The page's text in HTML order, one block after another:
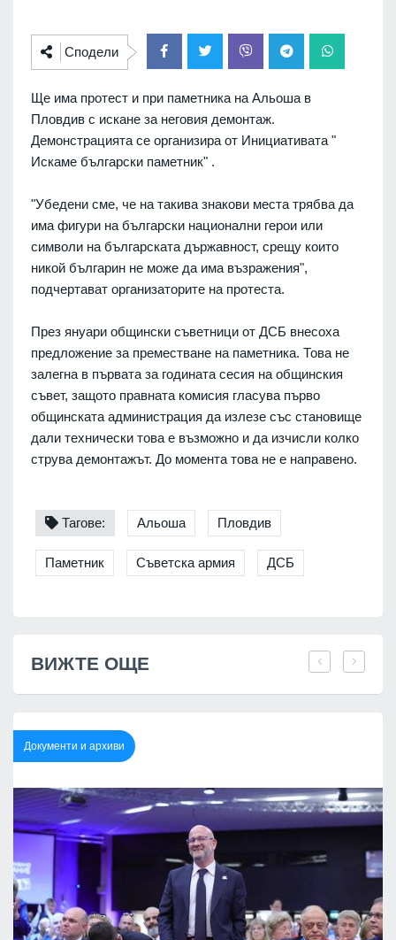
Сподели
Ще има протест и при паметника на Альоша в
Пловдив с искане за неговия демонтаж.
Демонстрацията се организира от Инициативата "
Искаме български паметник" .
"Убедени сме, че на такива знакови места трябва да
има фигури на български национални герои или
символи на българската държавност, срещу които
никой българин не може да има възражения",
подчертават организаторите на протеста.
През януари общински съветници от ДСБ внесоха
предложение за преместване на паметника. Това не
залегна в първата за годината сесия на общинския
съвет, защото правната комисия гласува първо
общинската администрация да излезе със становище
дали технически това е възможно и да изчисли колко
струва демонтажът. До момента това не е направено.
Тагове: Альоша Пловдив
Паметник Съветска армия ДСБ
ВИЖТЕ ОЩЕ
Документи и архиви